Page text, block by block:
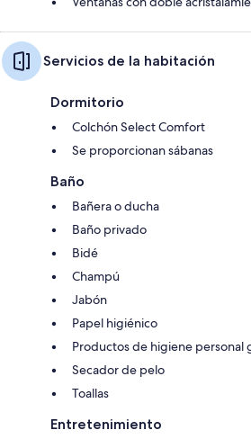
Servicios de la habitación
Dormitorio
Colchón Select Comfort
Se proporcionan sábanas
Baño
Bañera o ducha
Baño privado
Bidé
Champú
Jabón
Papel higiénico
Productos de higiene personal
Secador de pelo
Toallas
Entretenimiento